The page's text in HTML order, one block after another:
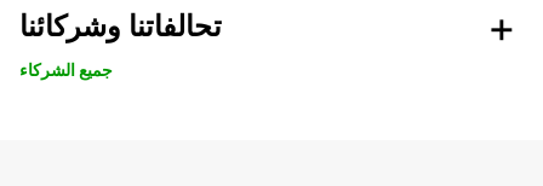
تحالفاتنا وشركائنا
جميع الشركاء